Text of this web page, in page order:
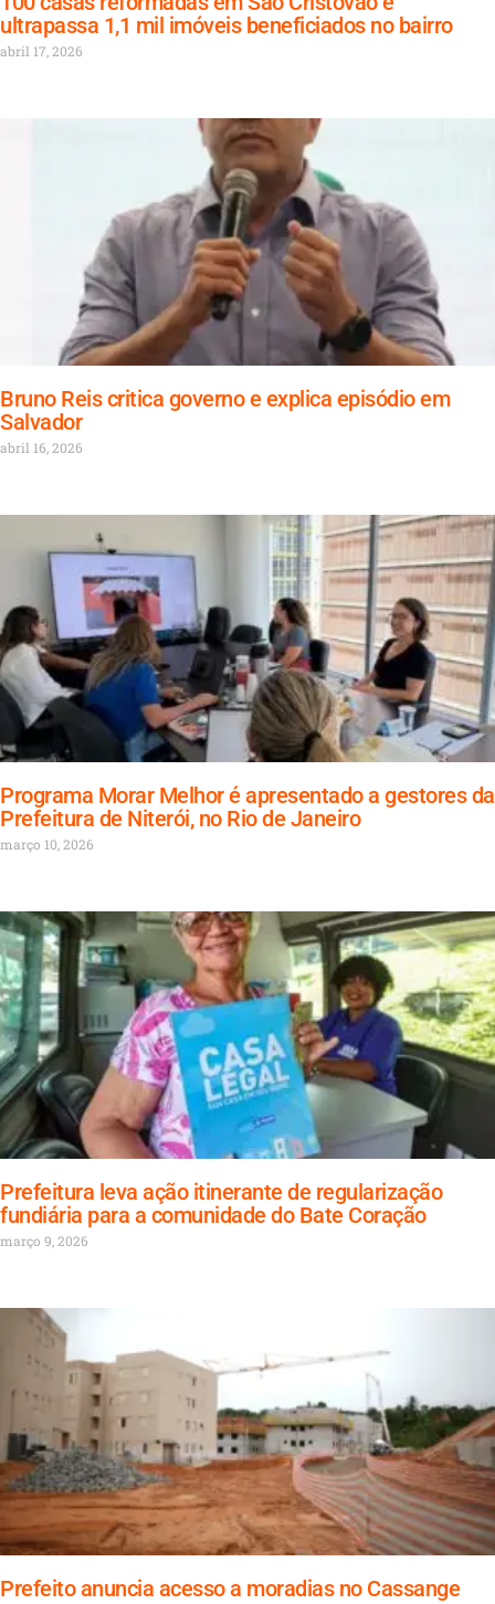
ultrapassa 1,1 mil imóveis beneficiados no bairro
abril 17, 2026
Bruno Reis critica governo e explica episódio em
Salvador
abril 16, 2026
Programa Morar Melhor é apresentado a gestores da
Prefeitura de Niterói, no Rio de Janeiro
março 10, 2026
Prefeitura leva ação itinerante de regularização
fundiária para a comunidade do Bate Coração
março 9, 2026
Prefeito anuncia acesso a moradias no Cassange